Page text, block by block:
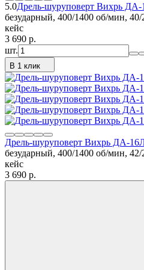
5.0Дрель-шуруповерт Вихрь
безударный, 400/1400 об/мин,
кейс
3 690 p.
шт.
В 1 клик
Дрель-шуруповерт Вихрь ДА-
безударный, 400/1400 об/мин,
кейс
3 690 p.